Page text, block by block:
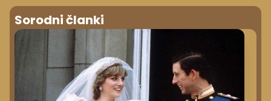
Sorodni članki